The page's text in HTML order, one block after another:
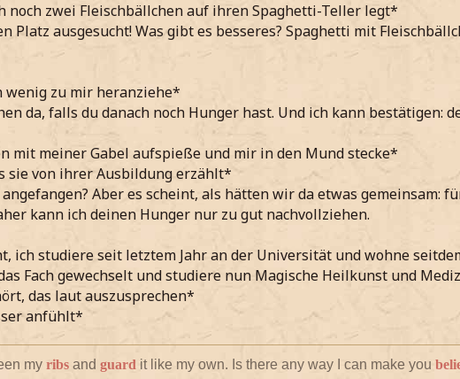
noch zwei Fleischbällchen auf ihren Spaghetti-Teller legt*
Platz ausgesucht! Was gibt es besseres? Spaghetti mit
zu mir heranziehe*
da, falls du danach noch Hunger hast. Und ich kann bestätigen:
mit meiner Gabel aufspieße und mir in den Mund stecke*
von ihrer Ausbildung erzählt*
Aber es scheint, als hätten wir da etwas gemeinsam:
kann ich deinen Hunger nur zu gut nachvollziehen.
ich studiere seit letztem Jahr an der Universität und wohne
Fach gewechselt und studiere nun Magische Heilkunst und
das laut auszusprechen*
anfühlt*
my ribs and guard it like my own. Is there any way I can make you